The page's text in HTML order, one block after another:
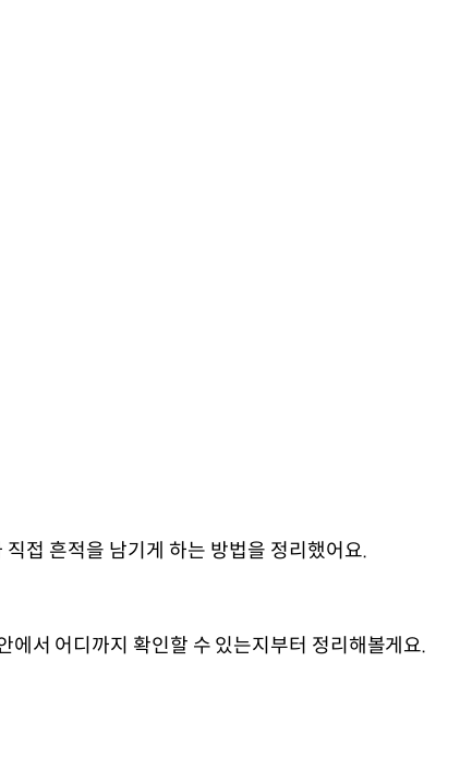
접 흔적을 남기게 하는 방법을 정리했어요.
에서 어디까지 확인할 수 있는지부터 정리해볼게요.